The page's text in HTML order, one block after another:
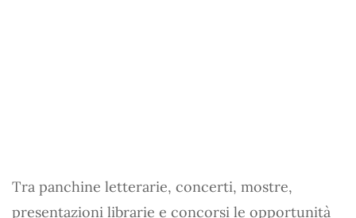
Tra panchine letterarie, concerti, mostre,
presentazioni librarie e concorsi le opportunità